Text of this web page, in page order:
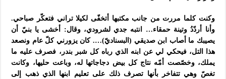
وكنت كلما مررت من جانب مكتبها أتخفّى لكيلا تراني فتعكّر صباحي.
وأنا أردّدُ وتينة حمقاء… انتبه جدي لشرودي، وقال: أخشى يا بنيّ أن
يصيبك ما أصاب ابن صديقي (البسناديّ)…. كان يزورني كلّ عام ونصعد
هذا التل، فيحكي لي عن ابنه الذي رباه كل شبر بندر، فصرف عليه ما
يملك، وخصّصت أمّه نتاج كل بيض دجاجاتها له، وباعت حليها، وكانت
تغصّ وهي تتفاخر بأنها تصرف ذلك على تعليم ابنها الذي ذهب إلى